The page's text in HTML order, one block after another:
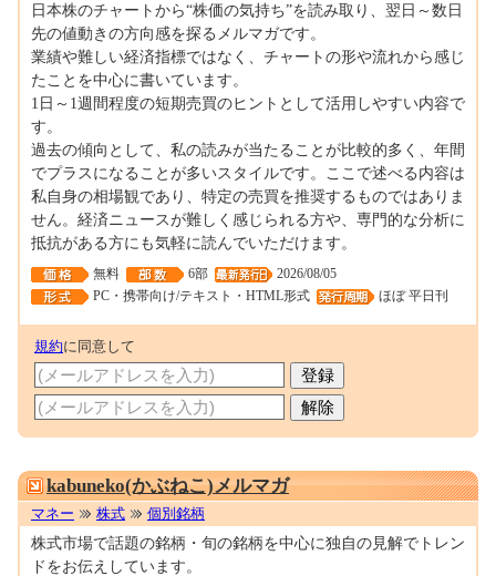
日本株のチャートから“株価の気持ち”を読み取り、翌日～数日
先の値動きの方向感を探るメルマガです。
業績や難しい経済指標ではなく、チャートの形や流れから感じ
たことを中心に書いています。
1日～1週間程度の短期売買のヒントとして活用しやすい内容で
す。
過去の傾向として、私の読みが当たることが比較的多く、年間
でプラスになることが多いスタイルです。ここで述べる内容は
私自身の相場観であり、特定の売買を推奨するものではありま
せん。経済ニュースが難しく感じられる方や、専門的な分析に
抵抗がある方にも気軽に読んでいただけます。
無料 6部
2026/08/05
PC・携帯向け/テキスト・HTML形式
ほぼ 平日刊
規約に同意して
kabuneko(かぶねこ)メルマガ
マネー 株式 個別銘柄
株式市場で話題の銘柄・旬の銘柄を中心に独自の見解でトレン
ドをお伝えしています。